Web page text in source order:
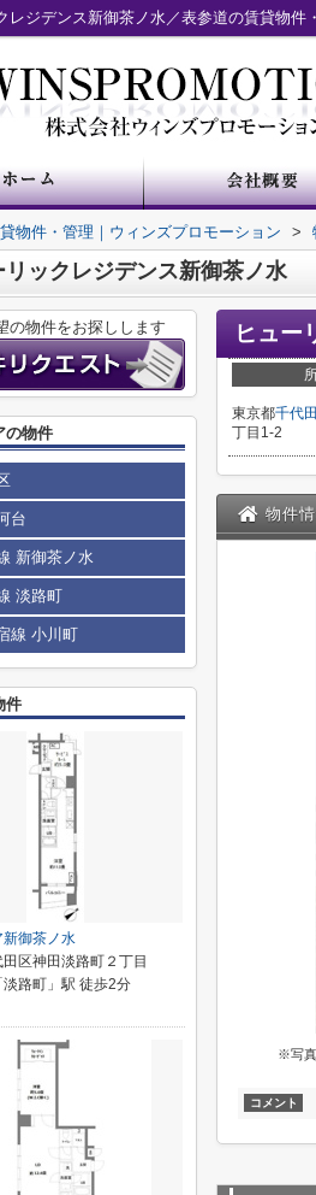
レジデンス新御茶ノ水／表参道の賃貸物件
物件・管理｜ウィンズプロモーション >
リックレジデンス新御茶ノ水
ヒュー
東京都千代
丁目1-2
物件
※写真
コメント
の物件をお探しします
の物件
台
新御茶ノ水
淡路町
線 小川町
件
新御茶ノ水
区神田淡路町２丁目
淡路町」駅 徒歩2分